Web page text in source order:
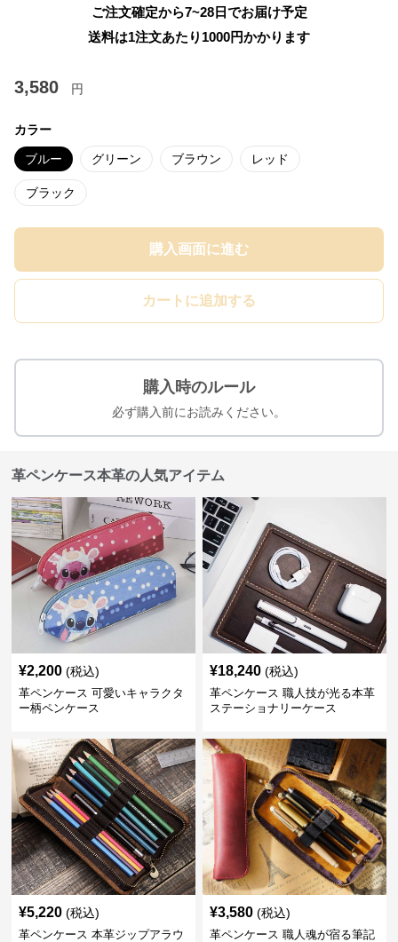
ご注文確定から7~28日でお届け予定
送料は1注文あたり 1000円かかります
3,580 円
カラー
ブルー グリーン ブラウン レッド
ブラック
購入画面に進む
カートに追加する
購入時のルール
必ず購入前にお読みください。
革ペンケース本革の人気アイテム
¥2,200 (税込)
革ペンケース 可愛いキャラクタ
ー柄ペンケース
¥18,240 (税込)
革ペンケース 職人技が光る本革
ステーショナリーケース
¥5,220 (税込)
革ペンケース 本革ジップアラウ
¥3,580 (税込)
革ペンケース 職人魂が宿る筆記